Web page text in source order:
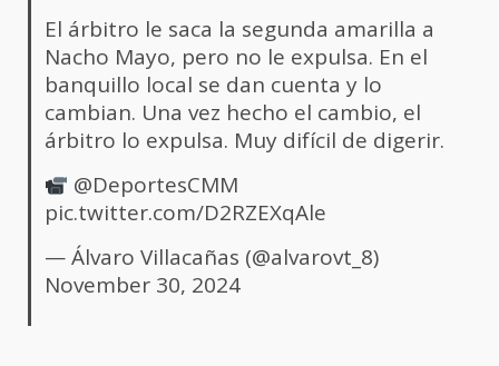
El árbitro le saca la segunda amarilla a
Nacho Mayo, pero no le expulsa. En el
banquillo local se dan cuenta y lo
cambian. Una vez hecho el cambio, el
árbitro lo expulsa. Muy difícil de digerir.
@DeportesCMM
pic.twitter.com/D2RZEXqAle
— Álvaro Villacañas (@alvarovt_8)
November 30, 2024